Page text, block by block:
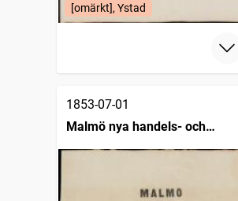
[omärkt], Ystad
1853-07-01
Malmö nya handels- och
sjöfartstidning